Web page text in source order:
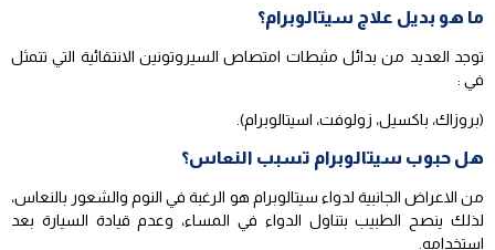
ما هو بديل علاج سيتالوبرام؟
توجد العديد من بدائل مثبطات امتصاص السيروتونين الانتقائية التي تتمثل
في :
(بروزاك، باكسيل، زولوفت، اسيتالوبرام).
هل حبوب سيتالوبرام تسبب النعاس؟
من الاعراض الجانبية لدواء سيتالوبرام هو الرغبة في النوم والشعور بالنعاس،
لذلك ينصح الطبيب بتناول الدواء في المساء، وعدم قيادة السيارة بعد
استخدامه.